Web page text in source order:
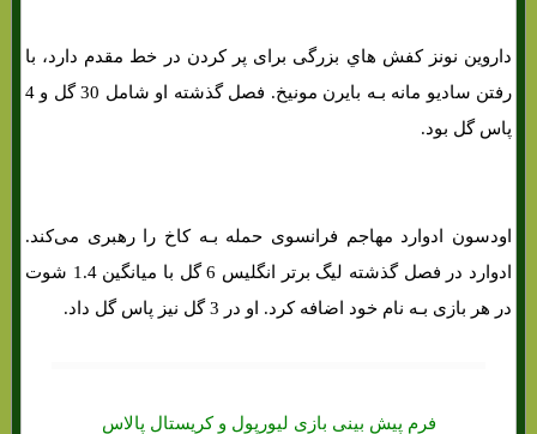
داروین نونز کفش هاي‌ بزرگی برای پر کردن در خط مقدم دارد، با
رفتن سادیو مانه بـه بایرن مونیخ. فصل گذشته او شامل 30 گل و 4
پاس گل بود.
اودسون ادوارد مهاجم فرانسوی حمله بـه کاخ را رهبری می‌کند.
ادوارد در فصل گذشته لیگ برتر انگلیس 6 گل با میانگین 1.4 شوت
در هر بازی بـه نام خود اضافه کرد. او در 3 گل نیز پاس گل داد.
فرم پیش بینی بازی لیورپول و کریستال پالاس